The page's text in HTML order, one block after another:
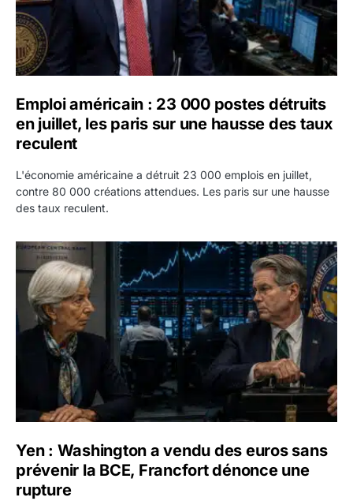
Emploi américain : 23 000 postes détruits
en juillet, les paris sur une hausse des taux
reculent
L'économie américaine a détruit 23 000 emplois en juillet,
contre 80 000 créations attendues. Les paris sur une hausse
des taux reculent.
Yen : Washington a vendu des euros sans prévenir la
Yen : Washington a vendu des euros sans
prévenir la BCE, Francfort dénonce une
rupture